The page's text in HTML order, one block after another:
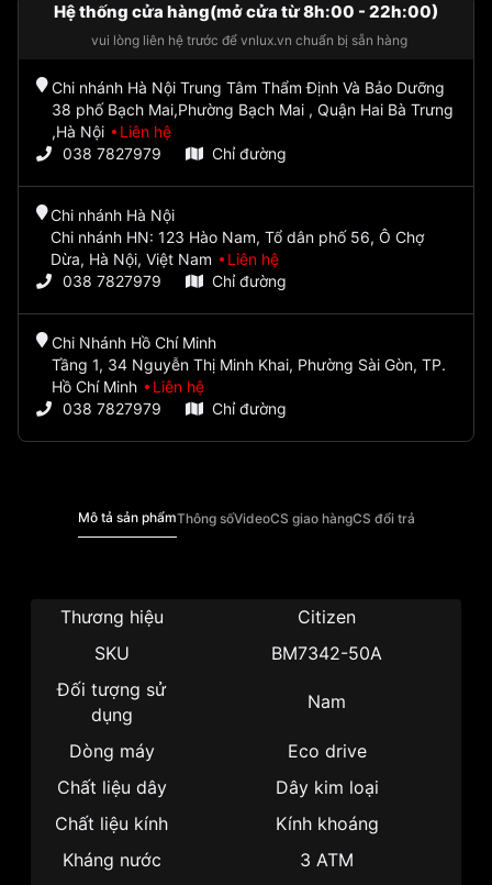
Hệ thống cửa hàng(mở cửa từ 8h:00 - 22h:00)
vui lòng liên hệ trước để vnlux.vn chuẩn bị sẵn hàng
Chi nhánh Hà Nội Trung Tâm Thẩm Định Và Bảo Dưỡng
38 phố Bạch Mai,Phường Bạch Mai , Quận Hai Bà Trưng
,Hà Nội
Liên hệ
038 7827979
Chỉ đường
Chi nhánh Hà Nội
Chi nhánh HN: 123 Hào Nam, Tổ dân phố 56, Ô Chợ
Dừa, Hà Nội, Việt Nam
Liên hệ
038 7827979
Chỉ đường
Chi Nhánh Hồ Chí Minh
Tầng 1, 34 Nguyễn Thị Minh Khai, Phường Sài Gòn, TP.
Hồ Chí Minh
Liên hệ
038 7827979
Chỉ đường
Mô tả sản phẩmThông sốVideoCS giao hàngCS đổi trả
Thương hiệu
Citizen
SKU
BM7342-50A
Đối tượng sử
dụng
Nam
Dòng máy
Eco drive
Chất liệu dây
Dây kim loại
Chất liệu kính
Kính khoáng
Kháng nước
3 ATM